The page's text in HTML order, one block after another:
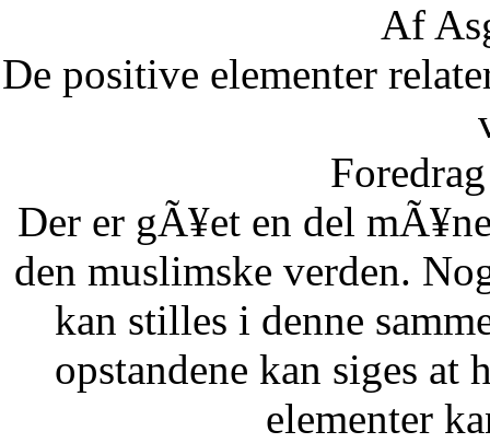
Af
De positive elementer
Der er gÃ¥et en del
den muslimske verden.
kan stilles i denne
opstandene kan siges at
elementer